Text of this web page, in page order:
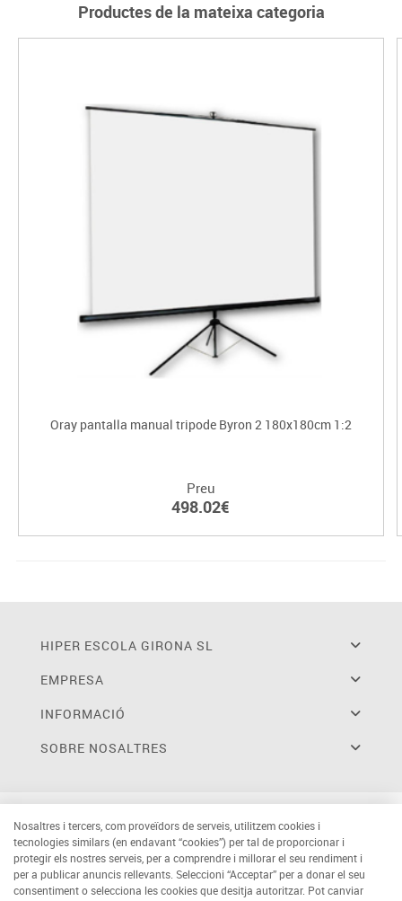
Productes de la mateixa categoria
Oray pantalla manual tripode Byron 2 180x180cm 1:2
Preu
498.02€
HIPER ESCOLA GIRONA SL
EMPRESA
INFORMACIÓ
SOBRE NOSALTRES
Nosaltres i tercers, com proveïdors de serveis, utilitzem cookies i
tecnologies similars (en endavant “cookies”) per tal de proporcionar i
protegir els nostres serveis, per a comprendre i millorar el seu rendiment i
per a publicar anuncis rellevants. Seleccioni “Acceptar” per a donar el seu
consentiment o selecciona les cookies que desitja autoritzar. Pot canviar